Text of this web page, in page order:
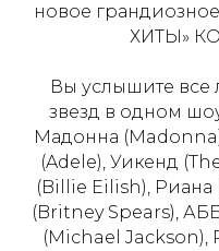
новое
ХИТЫ»
Вы услышите
звезд в одном
Мадонна
(Adele), Уикенд
(Billie Eilish),
(Britney Spears),
(Michael Jackson),